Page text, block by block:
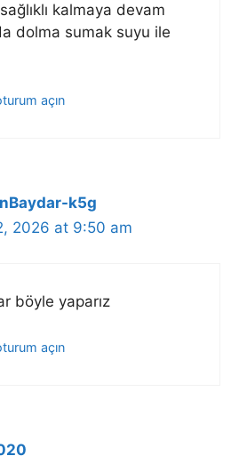
kalmaya devam
dolma sumak suyu ile
açın
k5g
2026 at 9:50 am
böyle yaparız
açın